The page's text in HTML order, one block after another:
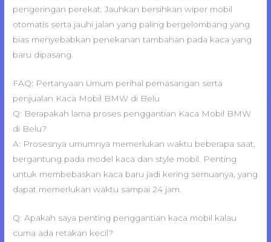
pengeringan perekat. Jauhkan bersihkan wiper mobil
otomatis serta jauhi jalan yang paling bergelombang yang
bias menyebabkan penekanan tambahan pada kaca yang
baru dipasang.
FAQ: Pertanyaan Umum perihal pemasangan serta
penjualan Kaca Mobil BMW di Belu
Q: Berapakah lama proses penggantian Kaca Mobil BMW
di Belu?
A: Prosesnya umumnya memerlukan waktu beberapa saat,
bergantung pada model kaca dan style mobil. Penting
untuk membebaskan kaca baru jadi kering semuanya, yang
dapat memerlukan waktu sampai 24 jam.
Q: Apakah saya penting penggantian kaca mobil kalau
cuma ada retakan kecil?